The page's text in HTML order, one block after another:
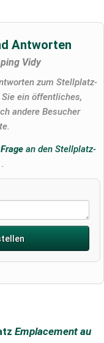
Antworten
Vidy
zum Stellplatz-
ein öffentliches,
andere Besucher
an den Stellplatz-
.
Emplacement au